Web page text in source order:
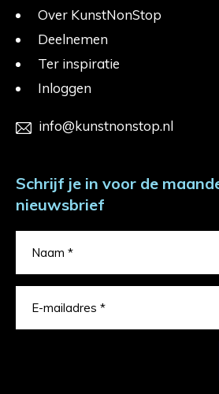
Over KunstNonStop
Deelnemen
Ter inspiratie
Inloggen
info@kunstnonstop.nl
Schrijf je in voor de
nieuwsbrief